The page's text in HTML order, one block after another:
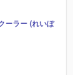
ーラー (れいぼ